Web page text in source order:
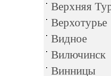
Верхняя
Верхотурье
Видное
Вилючинск
Винницы